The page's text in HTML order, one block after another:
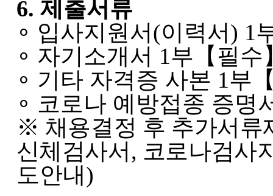
6. 제출서류
∘ 입사지원서(이력서) 1
∘ 자기소개서 1부 【 필수
∘ 기타 자격증 사본 1부
∘ 코로나 예방접종 증명
※ 채용결정 후 추가서류
신체검사서, 코로나검사
도안내)